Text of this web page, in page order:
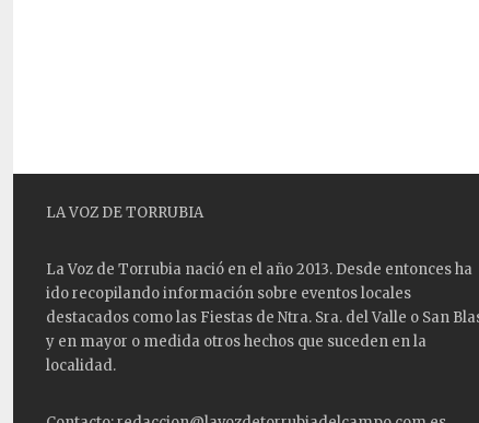
LA VOZ DE TORRUBIA
La Voz de Torrubia nació en el año 2013. Desde entonces ha
ido recopilando información sobre eventos locales
destacados como las Fiestas de Ntra. Sra. del Valle o San
y en mayor o medida otros hechos que suceden en la
localidad.